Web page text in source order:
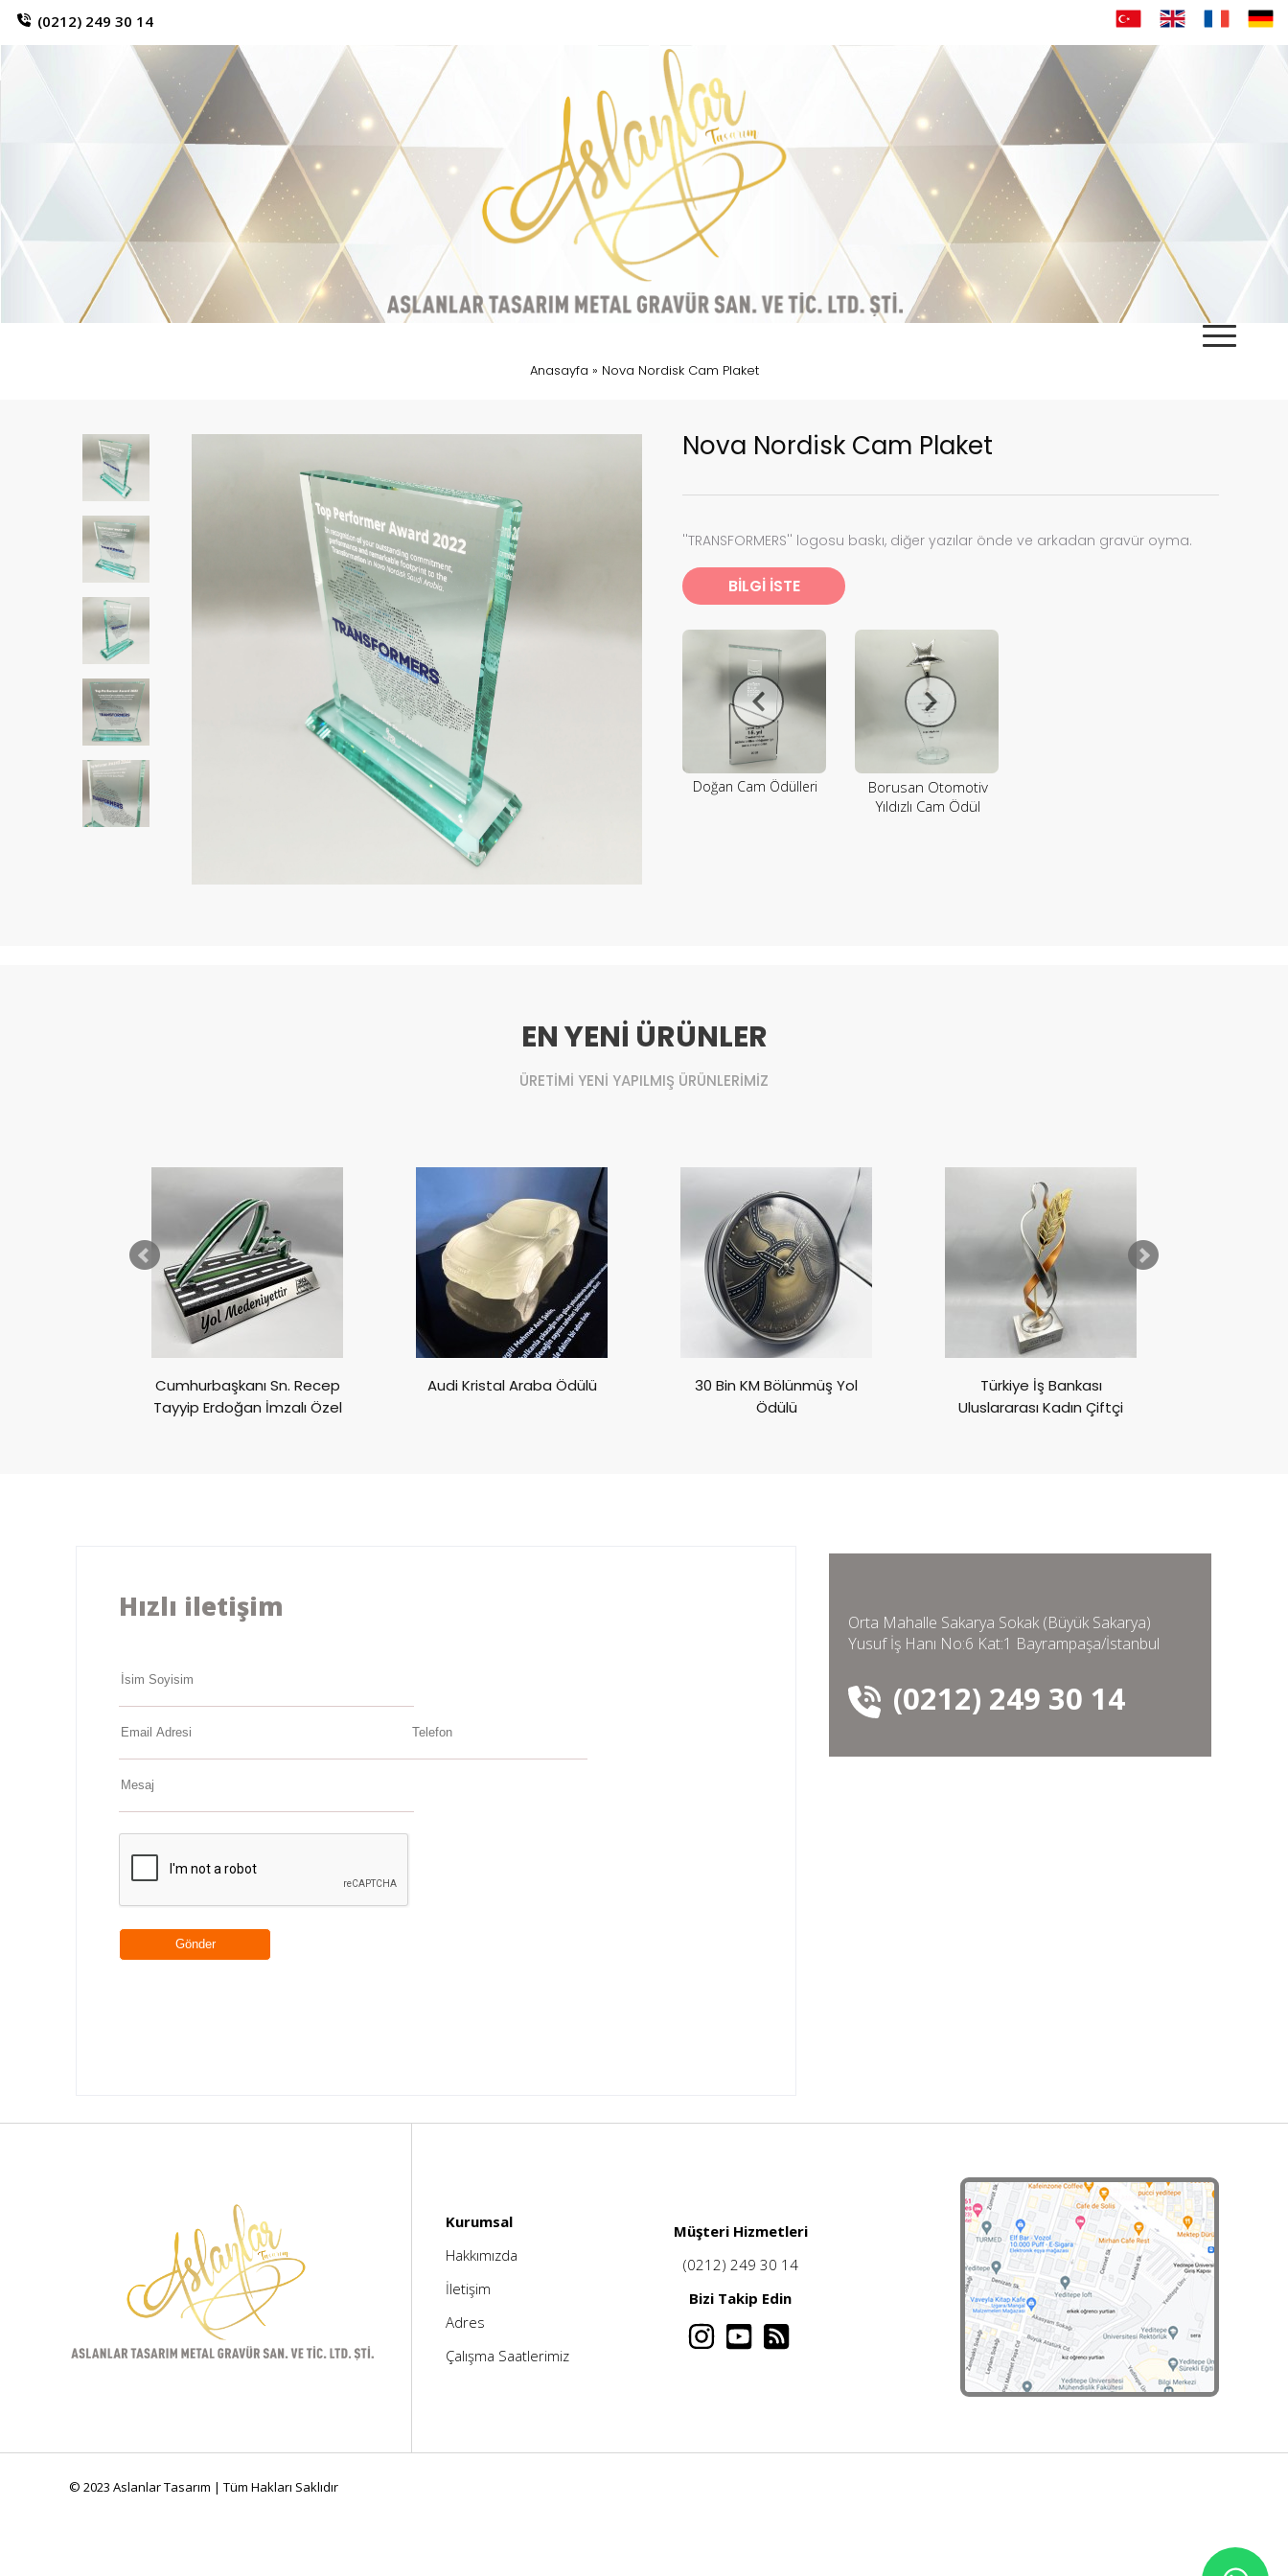
(0212) 249 30 14
Anasayfa » Nova Nordisk Cam Plaket
Nova Nordisk Cam Plaket
''TRANSFORMERS'' logosu baskı, diğer yazılar önde ve arkadan gravür oyma.
BİLGİ İSTE
Doğan Cam Ödülleri
Borusan Otomotiv
Yıldızlı Cam Ödül
EN YENİ ÜRÜNLER
ÜRETİMİ YENİ YAPILMIŞ ÜRÜNLERİMİZ
Cumhurbaşkanı Sn. Recep
Tayyip Erdoğan İmzalı Özel
Audi Kristal Araba Ödülü
30 Bin KM Bölünmüş Yol
Ödülü
Türkiye İş Bankası
Uluslararası Kadın Çiftçi
Hızlı iletişim
Orta Mahalle Sakarya Sokak (Büyük Sakarya)
Yusuf İş Hanı No:6 Kat:1 Bayrampaşa/İstanbul
(0212) 249 30 14
Kurumsal
Hakkımızda
İletişim
Adres
Çalışma Saatlerimiz
Müşteri Hizmetleri
(0212) 249 30 14
Bizi Takip Edin
© 2023 Aslanlar Tasarım | Tüm Hakları Saklıdır